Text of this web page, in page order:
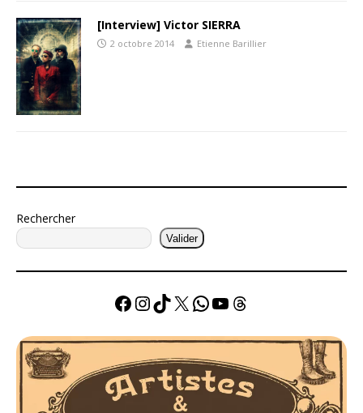
[Interview] Victor SIERRA
2 octobre 2014 Etienne Barillier
Rechercher
Valider